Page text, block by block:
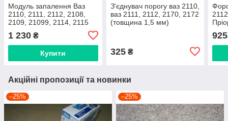
Модуль запалення Ваз
2110, 2111, 2112, 2108,
2109, 21099, 2114, 2115
1.5 л. (Decaro)
1 230 ₴
Купити
З'єднувач порогу ваз 2110,
ваз 2111, 2112, 2170, 2172
(товщина 1,5 мм)
325₴
925
Акційні пропозиції та новинки
–25% –25%